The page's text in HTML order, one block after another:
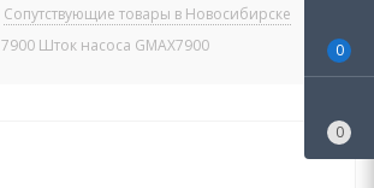
Сопутствующие товары в Новосибирске
7900 Шток насоса GMAX7900
0
0